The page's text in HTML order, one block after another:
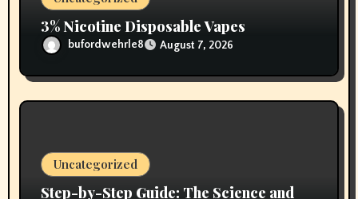
3% Nicotine Disposable Vapes
bufordwehrle8 August 7, 2026
Uncategorized
Step-by-Step Guide: The Science and